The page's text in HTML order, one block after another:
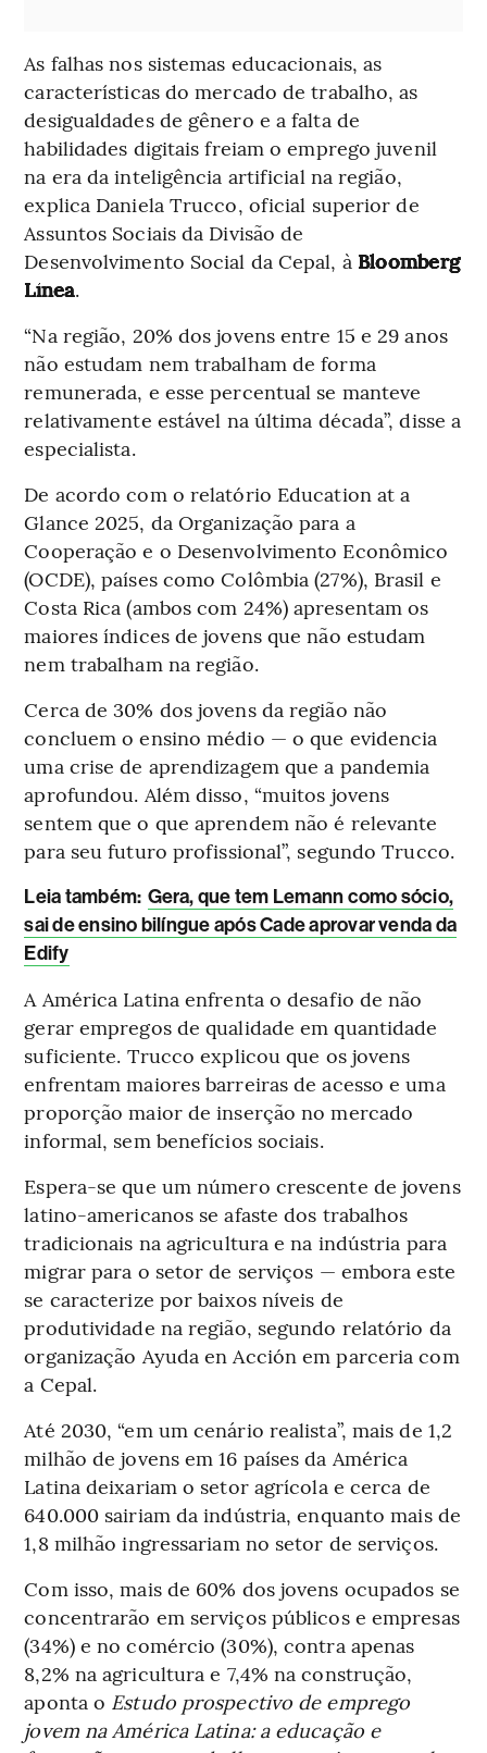
As falhas nos sistemas educacionais, as
características do mercado de trabalho, as
desigualdades de gênero e a falta de
habilidades digitais freiam o emprego juvenil
na era da inteligência artificial na região,
explica Daniela Trucco, oficial superior de
Assuntos Sociais da Divisão de
Desenvolvimento Social da Cepal, à Bloomberg
Línea.
“Na região, 20% dos jovens entre 15 e 29 anos
não estudam nem trabalham de forma
remunerada, e esse percentual se manteve
relativamente estável na última década”, disse a
especialista.
De acordo com o relatório Education at a
Glance 2025, da Organização para a
Cooperação e o Desenvolvimento Econômico
(OCDE), países como Colômbia (27%), Brasil e
Costa Rica (ambos com 24%) apresentam os
maiores índices de jovens que não estudam
nem trabalham na região.
Cerca de 30% dos jovens da região não
concluem o ensino médio — o que evidencia
uma crise de aprendizagem que a pandemia
aprofundou. Além disso, “muitos jovens
sentem que o que aprendem não é relevante
para seu futuro profissional”, segundo Trucco.
Leia também: Gera, que tem Lemann como sócio,
sai de ensino bilíngue após Cade aprovar venda da
Edify
A América Latina enfrenta o desafio de não
gerar empregos de qualidade em quantidade
suficiente. Trucco explicou que os jovens
enfrentam maiores barreiras de acesso e uma
proporção maior de inserção no mercado
informal, sem benefícios sociais.
Espera-se que um número crescente de jovens
latino-americanos se afaste dos trabalhos
tradicionais na agricultura e na indústria para
migrar para o setor de serviços — embora este
se caracterize por baixos níveis de
produtividade na região, segundo relatório da
organização Ayuda en Acción em parceria com
a Cepal.
Até 2030, “em um cenário realista”, mais de 1,2
milhão de jovens em 16 países da América
Latina deixariam o setor agrícola e cerca de
640.000 sairiam da indústria, enquanto mais de
1,8 milhão ingressariam no setor de serviços.
Com isso, mais de 60% dos jovens ocupados se
concentrarão em serviços públicos e empresas
(34%) e no comércio (30%), contra apenas
8,2% na agricultura e 7,4% na construção,
aponta o Estudo prospectivo de emprego
jovem na América Latina: a educação e